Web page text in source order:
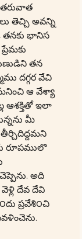
తరువాత
తెచ్చి అవన్ని
తనకు భానిస
తన
దగ్గర వేచి
ఆ వేశ్యా
ఆశక్తితో ఇలా
మీ
రూపములొ
అది
దేవ దేవి
ప్రవేశి౦చి